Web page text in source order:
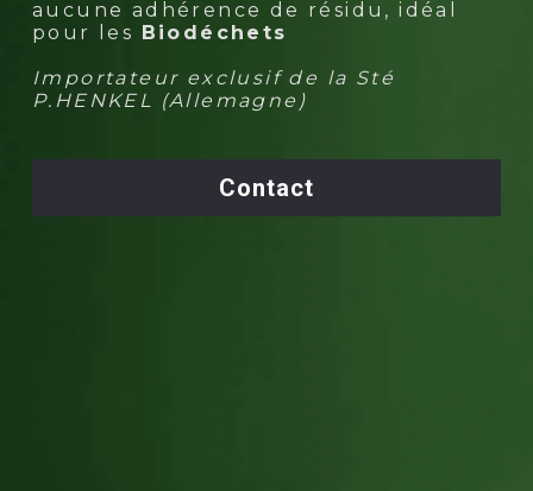
aucune adhérence de résidu, idéal
pour les
Biodéchets
Importateur exclusif de la Sté
P.HENKEL (Allemagne)
Contact